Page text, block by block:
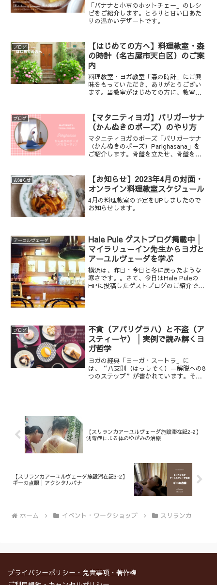
「バナナと小豆のホットチェー」のレシ
ピをご紹介します。とろりと甘い口あた
りの温かいデザートです。
ブログ
【はじめての方へ】料理教室・森
の時計（名古屋市天白区）のご案
内
料理教室・ヨガ教室「森の時計」にご興
味をもっていただき、ありがとうござい
ます。当教室がはじめての方に、教室の
ブログ
【マタニティヨガ】パリガーサナ
（かんぬきのポーズ）のやり方
マタニティヨガのポーズ「パリガーサナ
（かんぬきのポーズ）Parighasana」を
ご紹介します。骨盤を立たせ、骨盤を正
お知らせ
【お知らせ】2023年4月の対面・
オンライン料理教室スケジュール
4月の料理教室の予定をUPしましたので
お知らせします。
アーユルヴェーダ
Hale Pule ゲストブログ掲載中│
マイラリューイン先生からヨガと
アーユルヴェーダを学ぶ
横浜は、昨日・今日と冬に戻ったような
寒さです。。さて、今日はHale Puleの
HPに投稿したゲストブログのご紹介で
ブログ
不貪（アパリグラハ）と不盗（ア
スティーヤ）│実例で読み解くヨ
ガ哲学
ヨガの経典「ヨーガ・スートラ」に
は、“八支則（はっしそく）＝解脱への8
つのステップ”が書かれています。その
【スリランカアーユルヴェーダ施設滞在記2-2】
側弯症による体のゆがみの治療
【スリランカアーユルヴェーダ施設滞在記3-2】
ギーの点眼│アクシタルパナ
ホーム イベント・ワークショップ スリランカ
プライバシーポリシー・免責事項・著作権